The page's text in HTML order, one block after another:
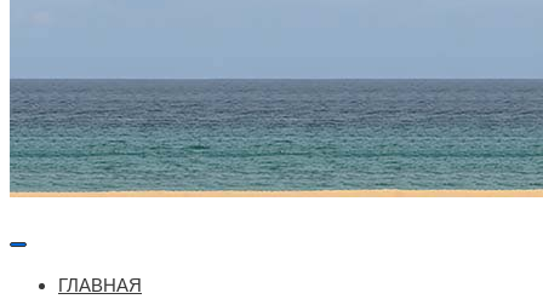
Меню
ГЛАВНАЯ